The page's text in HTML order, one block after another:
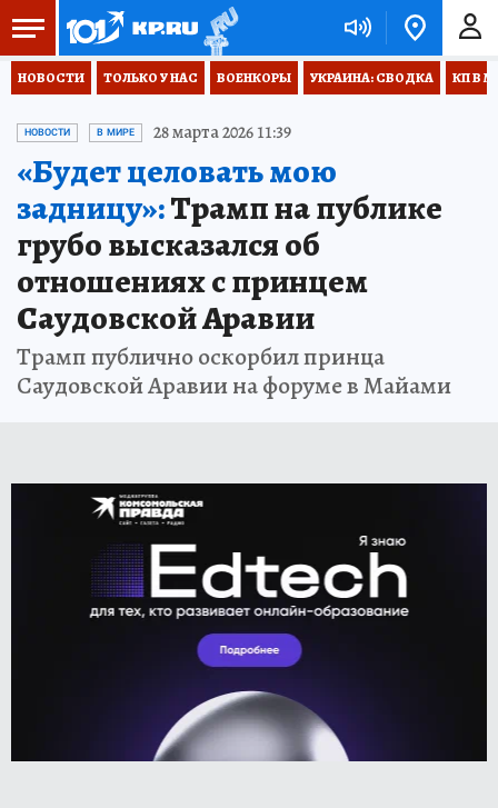
НОВОСТИ ТОЛЬКО У НАС ВОЕНКОРЫ УКРАИНА: СВОДКА КП В
НОВОСТИ В МИРЕ 28 марта 2026 11:39
«Будет целовать мою
задницу»:Трамп на публике
грубо высказался об
отношениях с принцем
Саудовской Аравии
Трамп публично оскорбил принца
Саудовской Аравии на форуме в Майами